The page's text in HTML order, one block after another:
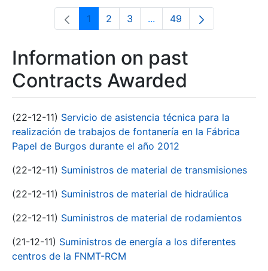
Page
1 Page
2 Page
3 ...Intermediate Pages Use
Page
49
Information on past
Contracts Awarded
(22-12-11) Servicio de asistencia técnica para la
realización de trabajos de fontanería en la Fábrica
Papel de Burgos durante el año 2012
(22-12-11) Suministros de material de transmisiones
(22-12-11) Suministros de material de hidraúlica
(22-12-11) Suministros de material de rodamientos
(21-12-11) Suministros de energía a los diferentes
centros de la FNMT-RCM